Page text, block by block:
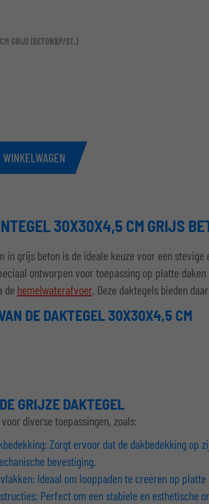
GRIJS (BETON)(P/ST.)
30X30X4,5 CM GRIJS
in grijs beton is de ideale keuze voor een
ontworpen voor toepassing op platte
de hemelwaterafvoer. Deze daktegels bieden
DE DAKTEGEL 30X30X4,5 CM
GRIJZE DAKTEGEL
diverse toepassingen, zoals:
Zorgt ervoor dat de dakbedekking
bevestiging.
Ideaal om looppaden te creëren op
Perfect om een stabiele en esthetische